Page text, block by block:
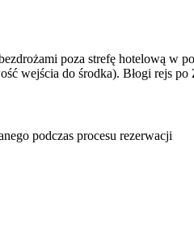
poza strefę hotelową w
wejścia do środka). Błogi rejs
podczas procesu rezerwacji